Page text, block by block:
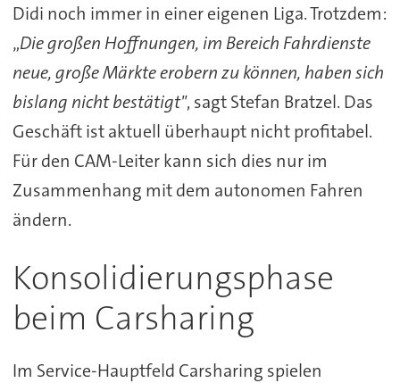
Didi noch immer in einer eigenen Liga. Trotzdem:
„Die großen Hoffnungen, im Bereich Fahrdienste
neue, große Märkte erobern zu können, haben sich
bislang nicht bestätigt", sagt Stefan Bratzel. Das
Geschäft ist aktuell überhaupt nicht profitabel.
Für den CAM-Leiter kann sich dies nur im
Zusammenhang mit dem autonomen Fahren
ändern.
Konsolidierungsphase
beim Carsharing
Im Service-Hauptfeld Carsharing spielen